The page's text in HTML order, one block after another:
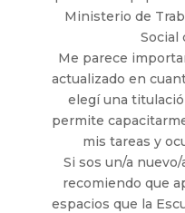
Ministerio de
Social
Me parece
actualizado en
elegí una
permite
mis tareas y
Si sos un/a
recomiendo que
espacios que la